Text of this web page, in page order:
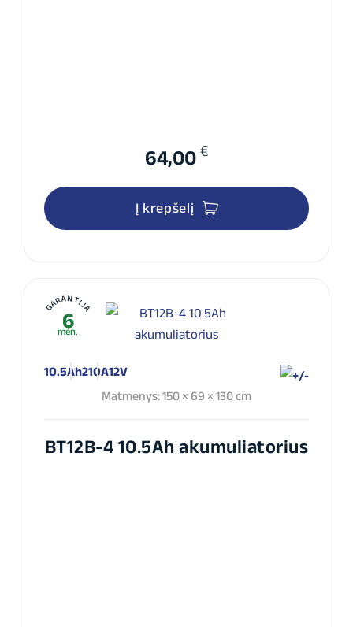
64,00 €
Į krepšelį
GARANTIJA
6
mėn.
10.5Ah210A12V
Matmenys: 150 × 69 × 130 cm
BT12B-4 10.5Ah akumuliatorius